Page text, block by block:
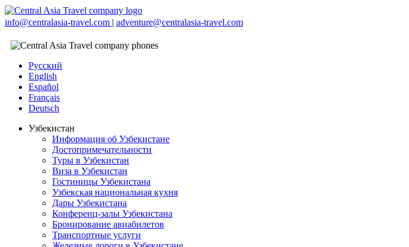
info@centralasia-travel.com | adventure@centralasia-travel.com
Русский
English
Español
Français
Deutsch
Узбекистан
Информация об Узбекистане
Достопримечательности
Туры в Узбекистан
Виза в Узбекистан
Гостиницы Узбекистана
Узбекская национальная кухня
Дары Узбекистана
Конференц-залы Узбекистана
Бронирование авиабилетов
Транспортные услуги